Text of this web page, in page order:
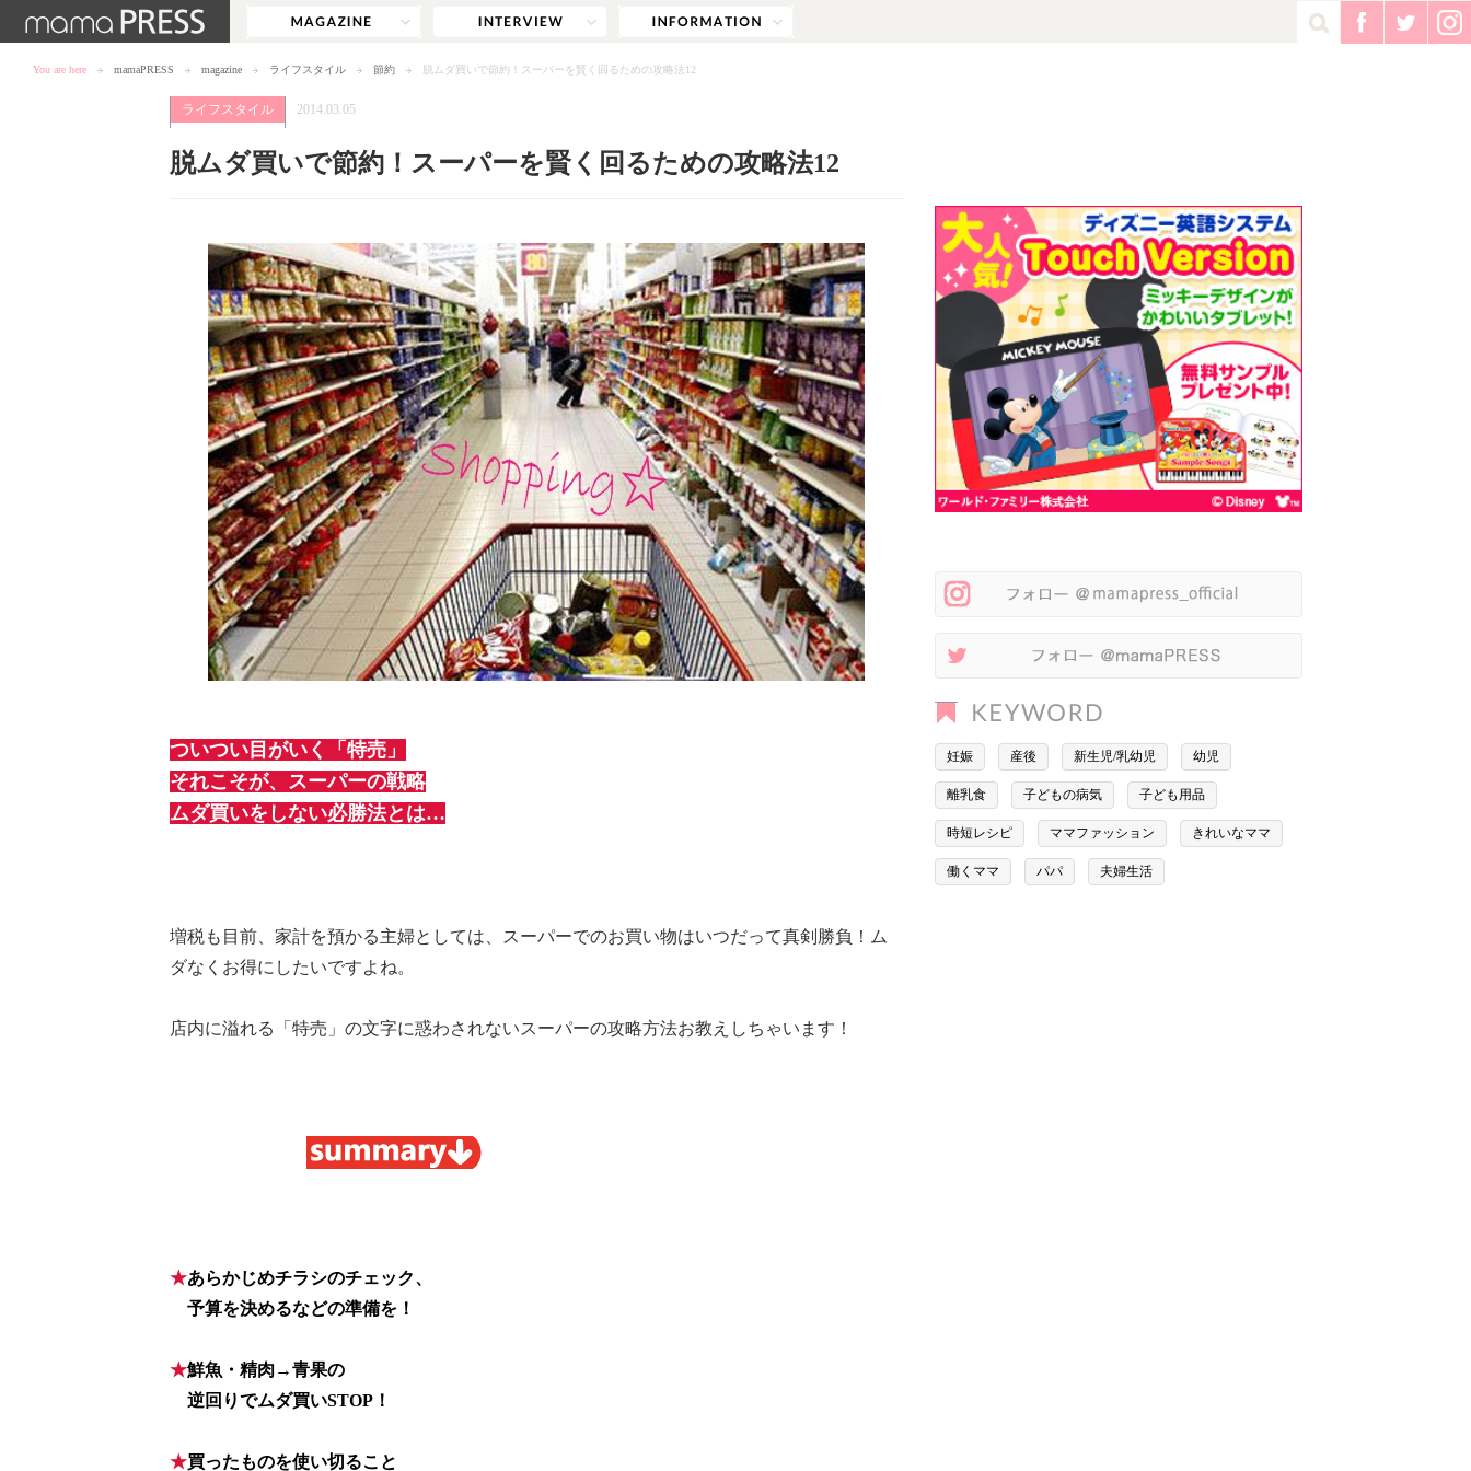
You are here mamaPRESS magazine ライフスタイル 節約 脱ムダ買いで節約！スーパーを賢く回るための攻略法12
ライフスタイル 2014.03.05
脱ムダ買いで節約！スーパーを賢く回るための攻略法12
ついつい目がいく「特売」
それこそが、スーパーの戦略
ムダ買いをしない必勝法とは…
増税も目前、家計を預かる主婦としては、スーパーでのお買い物はいつだって真剣勝負！ム
ダなくお得にしたいですよね。
店内に溢れる「特売」の文字に惑わされないスーパーの攻略方法お教えしちゃいます！
★あらかじめチラシのチェック、
予算を決めるなどの準備を！
★鮮魚・精肉→青果の
逆回りでムダ買いSTOP！
★買ったものを使い切ること
妊娠 産後 新生児/乳幼児 幼児
離乳食 子どもの病気 子ども用品
時短レシピ ママファッション きれいなママ
働くママ パパ 夫婦生活